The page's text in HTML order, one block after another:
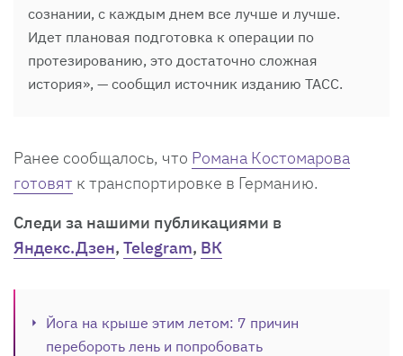
сознании, с каждым днем все лучше и лучше.
Идет плановая подготовка к операции по
протезированию, это достаточно сложная
история», — сообщил источник изданию ТАСС.
Ранее сообщалось, что Романа Костомарова
готовят к транспортировке в Германию.
Cледи за нашими публикациями в
Яндекс.Дзен, Telegram, ВК
Йога на крыше этим летом: 7 причин
перебороть лень и попробовать